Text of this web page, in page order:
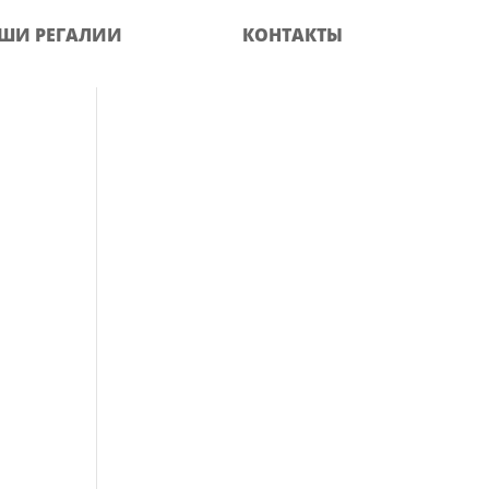
РЕГАЛИИ КОНТАКТЫ